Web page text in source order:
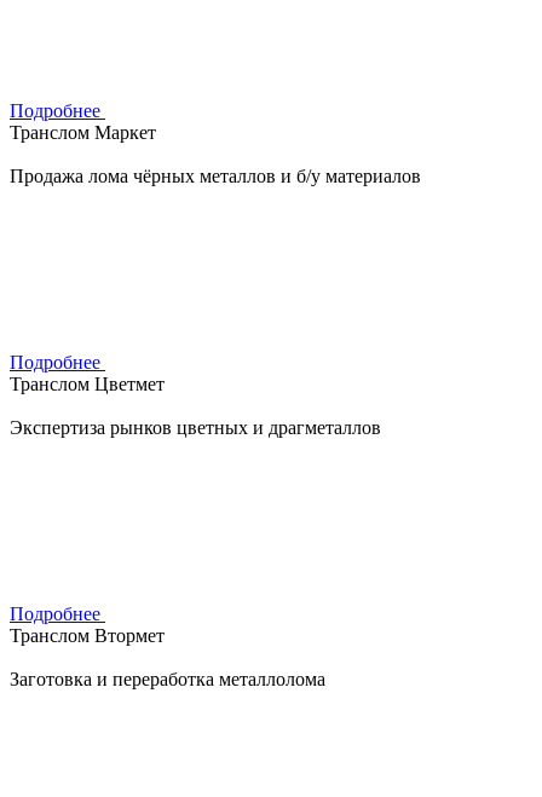
Подробнее
Транслом Маркет
Продажа лома чёрных металлов и б/у материалов
Подробнее
Транслом Цветмет
Экспертиза рынков цветных и драгметаллов
Подробнее
Транслом Втормет
Заготовка и переработка металлолома